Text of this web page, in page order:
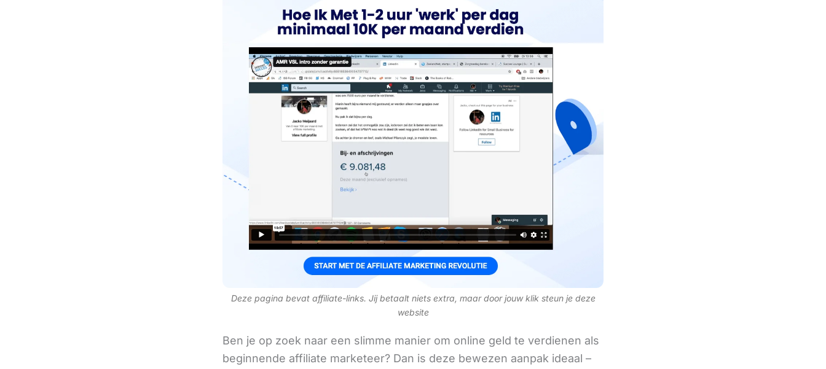
Deze pagina bevat affiliate-links. Jij betaalt niets extra, maar door jouw klik steun je deze
website
Ben je op zoek naar een slimme manier om online geld te verdienen als
beginnende affiliate marketeer? Dan is deze bewezen aanpak ideaal –